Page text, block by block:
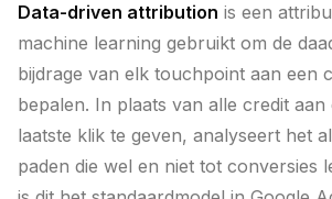
Data-driven attribution is een
machine learning gebruikt om de
bijdrage van elk touchpoint aan een
bepalen. In plaats van alle credit
laatste klik te geven, analyseert het
paden die wel en niet tot conversies